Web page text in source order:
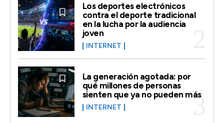
Los deportes electrónicos
contra el deporte tradicional
en la lucha por la audiencia
joven
INTERNET
La generación agotada: por
qué millones de personas
sienten que ya no pueden más
INTERNET